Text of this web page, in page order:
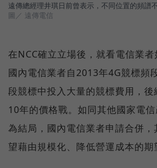
遠傳總經理井琪日前曾表示，不同位置的頻譜
圖／ 遠傳電信
在NCC確立立場後，就看電信業
國內電信業者自2013年4G競標頻
段競標中投入大量的競標費用，後
10年的價格戰。如同其他國家電
為結局，國內電信業者申請合併，
望藉由規模化、降低營運成本的期